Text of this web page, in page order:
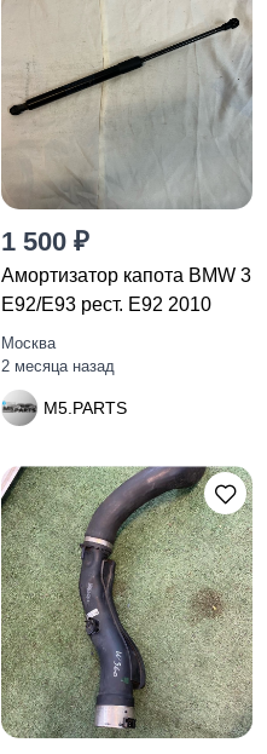
1 500 ₽
Амортизатор капота BMW 3
E92/E93 рест. E92 2010
Москва
2 месяца назад
M5.PARTS